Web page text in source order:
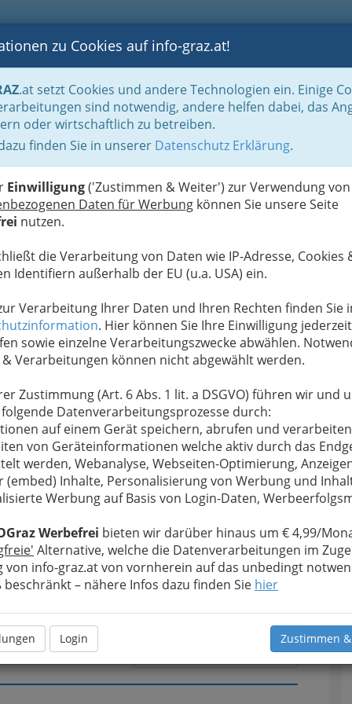
BLOGS FOTOS GASTRONOMIE BRANCHEN
zu Cookies auf info-graz.at!
.at setzt Cookies und andere Technologien ein. Einige
sind notwendig, andere helfen dabei, das
oder wirtschaftlich zu betreiben.
finden Sie in unserer Datenschutz Erklärung.
Einwilligung('Zustimmen & Weiter') zur Verwendung von
Daten für Werbung können Sie unsere Seite
nutzen.
die Verarbeitung von Daten wie IP-Adresse, Cookies
Identifiern außerhalb der EU (u.a. USA) ein.
Verarbeitung Ihrer Daten und Ihren Rechten finden Sie
. Hier können Sie Ihre Einwilligung jederzeit
sowie einzelne Verarbeitungszwecke abwählen.
& Verarbeitungen können nicht abgewählt werden.
Zustimmung (Art. 6 Abs. 1 lit. a DSGVO) führen wir und
Datenverarbeitungsprozesse durch:
auf einem Gerät speichern, abrufen und
von Geräteinformationen welche aktiv durch das
werden, Webanalyse, Webseiten-Optimierung,
(embed) Inhalte, Personalisierung von Werbung und
Werbung auf Basis von Login-Daten,
Werbefrei bieten wir darüber hinaus um € 4,99/
Alternative, welche die Datenverarbeitungen im
von info-graz.at von vornherein auf das unbedingt
beschränkt – nähere Infos dazu finden Sie hier
Login Zustimmen
oder Buschenschänken Buschenschenken nach Orten Kitzeck
Ernst Lehnert
bewahren, verwenden wir an dieser Stelle zur
Ihre Nachricht wird nach dem Absenden
Küahmüller - Inh. Ernst Lehnert
Meine Nachricht
Meine Nachricht senden